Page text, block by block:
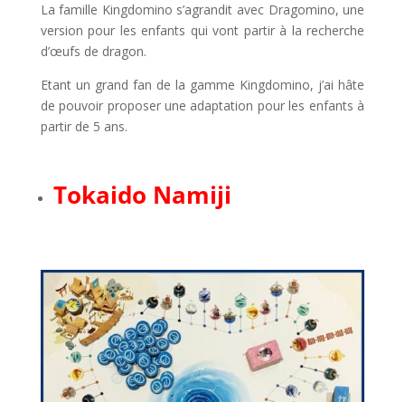
La famille Kingdomino s’agrandit avec Dragomino, une
version pour les enfants qui vont partir à la recherche
d’œufs de dragon.
Etant un grand fan de la gamme Kingdomino, j’ai hâte
de pouvoir proposer une adaptation pour les enfants à
partir de 5 ans.
Tokaido Namiji